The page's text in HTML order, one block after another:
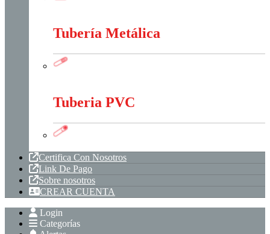
Tubería Metálica
Tuberia PVC
Certifica Con Nosotros
Link De Pago
Sobre nosotros
CREAR CUENTA
Login
Categorías